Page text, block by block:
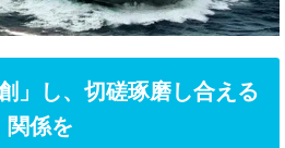
」し、切磋琢磨し合える
関係を